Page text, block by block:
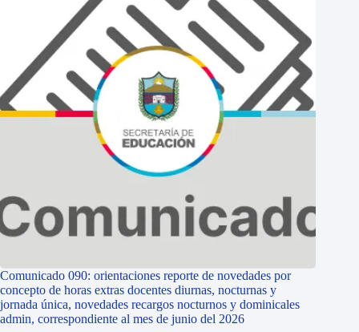
Comunicado 090: orientaciones reporte de novedades por
concepto de horas extras docentes diurnas, nocturnas y
jornada única, novedades recargos nocturnos y dominicales
admin, correspondiente al mes de junio del 2026